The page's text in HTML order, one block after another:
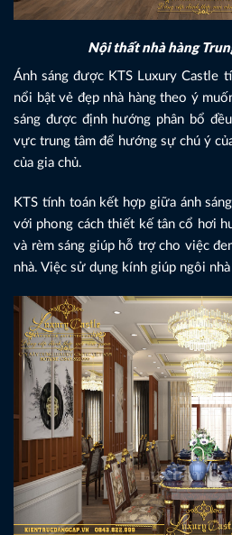
Nội thất nhà hàng
Ánh sáng được KTS Luxury Castle
nổi bật vẻ đẹp nhà hàng theo ý
sáng được định hướng phân bổ
vực trung tâm để hướng sự chú ý
của gia chủ.
KTS tính toán kết hợp giữa ánh
với phong cách thiết kế tân cổ hơi
và rèm sáng giúp hỗ trợ cho việc
nhà. Việc sử dụng kính giúp ngôi